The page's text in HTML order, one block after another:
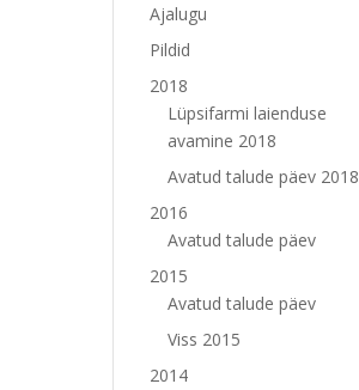
Ajalugu
Pildid
2018
Lüpsifarmi laienduse
avamine 2018
Avatud talude päev 2018
2016
Avatud talude päev
2015
Avatud talude päev
Viss 2015
2014